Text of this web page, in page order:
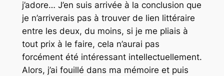
j’adore… J’en suis arrivée à la conclusion que
je n’arriverais pas à trouver de lien littéraire
entre les deux, du moins, si je me pliais à
tout prix à le faire, cela n’aurai pas
forcément été intéressant intellectuellement.
Alors, j’ai fouillé dans ma mémoire et puis